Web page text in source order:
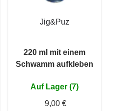
Jig&Puz
220 ml mit einem
Schwamm aufkleben
Auf Lager (7)
9,00 €